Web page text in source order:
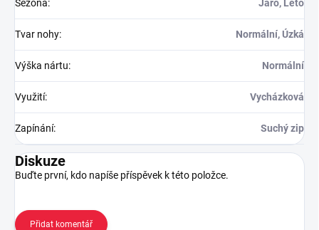
Sezóna: Jaro, Léto
Tvar nohy: Normální, Úzká
Výška nártu: Normální
Využití: Vycházková
Zapínání: Suchý zip
Diskuze
Buďte první, kdo napíše příspěvek k této položce.
Přidat komentář